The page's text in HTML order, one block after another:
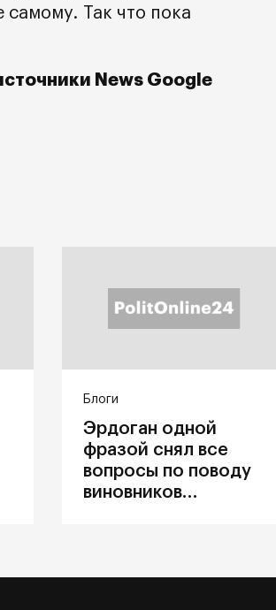
самому. Так что пока
News Google
Блоги
Эрдоган одной
фразой снял все
вопросы по поводу
виновников